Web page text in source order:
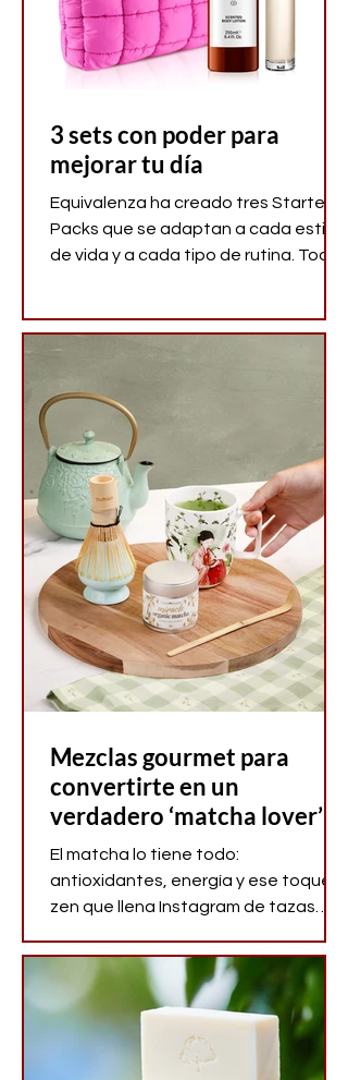
3 sets con poder para
mejorar tu día
Equivalenza ha creado tres Starter
Packs que se adaptan a cada estilo
de vida y a cada tipo de rutina. Todos
donde vayas.
Mezclas gourmet para
convertirte en un
verdadero ‘matcha lover’
El matcha lo tiene todo:
antioxidantes, energía y ese toque
zen que llena Instagram de tazas
Pero seamos sinceros: a veces, su
sabor recuerda más a “paseo por el
jardín recién llovido” que a una
bebida irresistible. Tranquilo, no
tienes que renunciar a sus beneficios.